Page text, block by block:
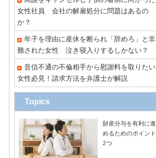
女性社員 会社の解雇処分に問題はあるの
か？
年子を理由に産休を断られ「辞めろ」と非
難された女性 泣き寝入りするしかない？
音信不通の不倫相手から慰謝料を取りたい
女性必見！請求方法を弁護士が解説
Topics
財産分与を有利に進
めるためのポイント
2つ